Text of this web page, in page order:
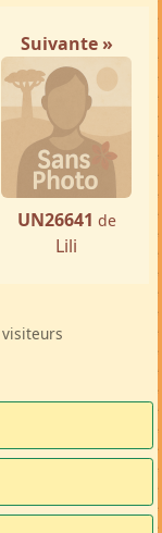
Suivante »
UN26641 de
Lili
visiteurs